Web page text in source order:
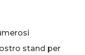
stand per